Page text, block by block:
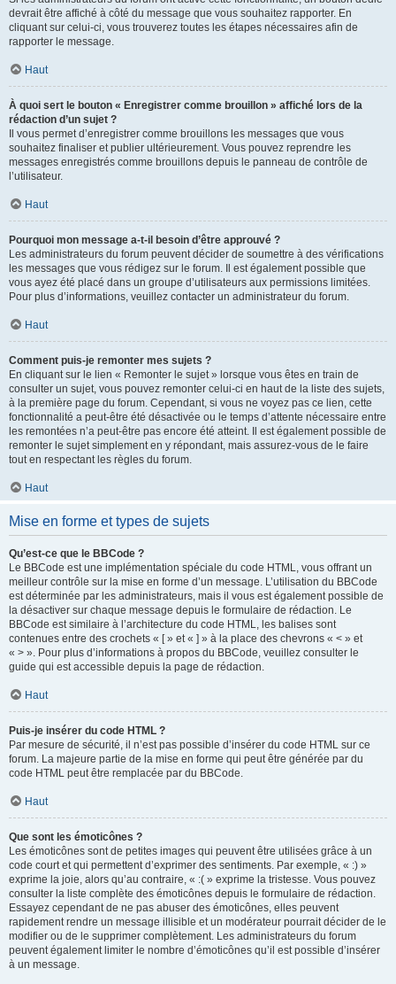
devrait être affiché à côté du message que vous souhaitez rapporter. En
cliquant sur celui-ci, vous trouverez toutes les étapes nécessaires afin de
rapporter le message.
Haut
À quoi sert le bouton « Enregistrer comme brouillon » affiché lors de la
rédaction d’un sujet ?
Il vous permet d’enregistrer comme brouillons les messages que vous
souhaitez finaliser et publier ultérieurement. Vous pouvez reprendre les
messages enregistrés comme brouillons depuis le panneau de contrôle de
l’utilisateur.
Haut
Pourquoi mon message a-t-il besoin d’être approuvé ?
Les administrateurs du forum peuvent décider de soumettre à des vérifications
les messages que vous rédigez sur le forum. Il est également possible que
vous ayez été placé dans un groupe d’utilisateurs aux permissions limitées.
Pour plus d’informations, veuillez contacter un administrateur du forum.
Haut
Comment puis-je remonter mes sujets ?
En cliquant sur le lien « Remonter le sujet » lorsque vous êtes en train de
consulter un sujet, vous pouvez remonter celui-ci en haut de la liste des sujets,
à la première page du forum. Cependant, si vous ne voyez pas ce lien, cette
fonctionnalité a peut-être été désactivée ou le temps d’attente nécessaire entre
les remontées n’a peut-être pas encore été atteint. Il est également possible de
remonter le sujet simplement en y répondant, mais assurez-vous de le faire
tout en respectant les règles du forum.
Haut
Mise en forme et types de sujets
Qu’est-ce que le BBCode ?
Le BBCode est une implémentation spéciale du code HTML, vous offrant un
meilleur contrôle sur la mise en forme d’un message. L’utilisation du BBCode
est déterminée par les administrateurs, mais il vous est également possible de
la désactiver sur chaque message depuis le formulaire de rédaction. Le
BBCode est similaire à l’architecture du code HTML, les balises sont
contenues entre des crochets « [ » et « ] » à la place des chevrons « < » et
« > ». Pour plus d’informations à propos du BBCode, veuillez consulter le
guide qui est accessible depuis la page de rédaction.
Haut
Puis-je insérer du code HTML ?
Par mesure de sécurité, il n’est pas possible d’insérer du code HTML sur ce
forum. La majeure partie de la mise en forme qui peut être générée par du
code HTML peut être remplacée par du BBCode.
Haut
Que sont les émoticônes ?
Les émoticônes sont de petites images qui peuvent être utilisées grâce à un
code court et qui permettent d’exprimer des sentiments. Par exemple, « :) »
exprime la joie, alors qu’au contraire, « :( » exprime la tristesse. Vous pouvez
consulter la liste complète des émoticônes depuis le formulaire de rédaction.
Essayez cependant de ne pas abuser des émoticônes, elles peuvent
rapidement rendre un message illisible et un modérateur pourrait décider de le
modifier ou de le supprimer complètement. Les administrateurs du forum
peuvent également limiter le nombre d’émoticônes qu’il est possible d’insérer
à un message.